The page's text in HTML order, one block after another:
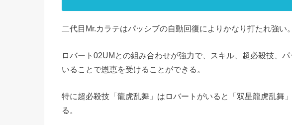
二代目Mr.カラテはパッシブの自動回復によりかなり打たれ強い。
ロバート02UMとの組み合わせが強力で、スキル、超必殺技、
いることで恩恵を受けることができる。
特に超必殺技「龍虎乱舞」はロバートがいると「双星龍虎乱舞
る。